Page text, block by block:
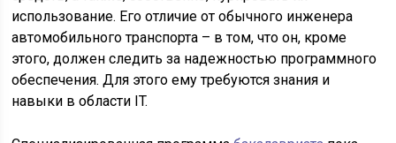
использование. Его отличие от обычного инженера
автомобильного транспорта – в том, что он, кроме
этого, должен следить за надежностью программного
обеспечения. Для этого ему требуются знания и
навыки в области IT.